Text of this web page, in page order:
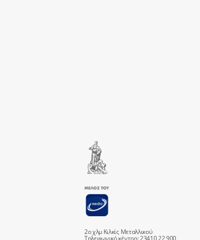
2ο χλμ Κιλκίς Μεταλλικού
Τηλεφωνικό κέντρο: 23410 22 900